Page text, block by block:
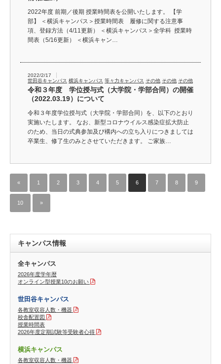
2022年度 前期／後期 授業時間表を公開いたします。 【学
部】 ＜横浜キャンパス＞授業時間表 履修に関する注意事
項、登録方法（4/11更新） ＜横浜キャンパス＞全学科 授業時
間表（5/16更新） ＜横浜キャン…
2022/2/17
世田谷キャンパス 横浜キャンパス 等々力キャンパス その他 その他 その他
令和３年度 学位授与式（大学院・学部合同）の開催
（2022.03.19）について
令和３年度学位授与式（大学院・学部合同）を、以下のとおり
実施いたします。 なお、新型コロナウイルス感染症拡大防止
のため、当日の式典参加及び構内への立ち入りにつきましては
卒業生、修了生のみとさせていただきます。 ご家族…
« 1 2 3 4 5 6 7 8 9
10 »
キャンパス情報
全キャンパス
2026年度学年暦
オンライン型授業10のお願い
世田谷キャンパス
各教室収容人数・機器
校舎配置図
授業時間表
2026年度定期試験等受験者心得
横浜キャンパス
各教室収容人数・機器